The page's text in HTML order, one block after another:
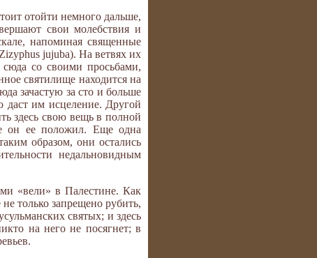
отойти немного дальше,
свои молебствия и
напоминая священные
jujuba). На ветвях их
со своими просьбами,
святилище находится на
зачастую за сто и больше
даст им исцеление. Другой
здесь свою вещь в полной
он ее положил. Еще одна
образом, они остались
недальновидным
«вели» в Палестине. Как
только запрещено рубить,
святых; и здесь
на него не посягнет; в